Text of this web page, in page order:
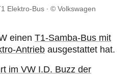
Elektro-Bus
© Volkswagen
einen T1-Samba-Bus mit
Antrieb ausgestattet hat.
im VW I.D. Buzz der